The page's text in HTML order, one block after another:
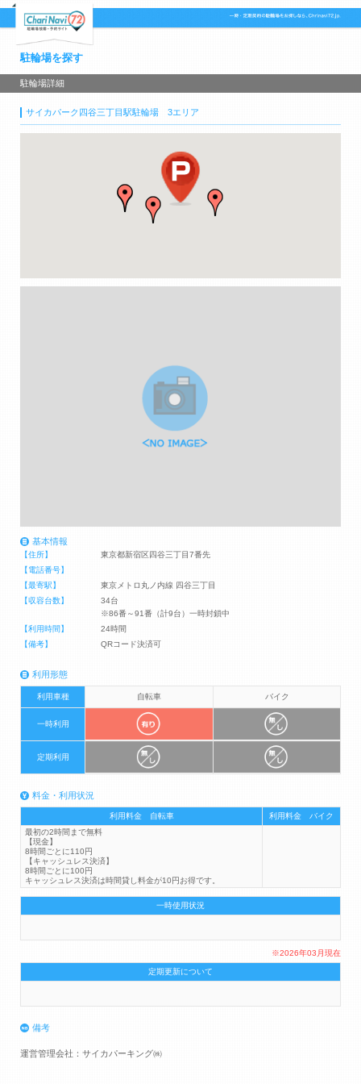
駐輪場を探す
駐輪場詳細
サイカパーク四谷三丁目駅駐輪場 3エリア
基本情報
【住所】
東京都新宿区四谷三丁目7番先
【電話番号】
【最寄駅】
東京メトロ丸ノ内線 四谷三丁目
【収容台数】
34台
※86番～91番（計9台）一時封鎖中
【利用時間】
24時間
【備考】
QRコード決済可
利用形態
利用車種 自転車 バイク
一時利用
定期利用
料金・利用状況
利用料金 自転車
利用料金 バイク
最初の2時間まで無料
【現金】
8時間ごとに110円
【キャッシュレス決済】
8時間ごとに100円
キャッシュレス決済は時間貸し料金が10円お得です。
一時使用状況
※2026年03月現在
定期更新について
備考
運営管理会社：サイカパーキング㈱